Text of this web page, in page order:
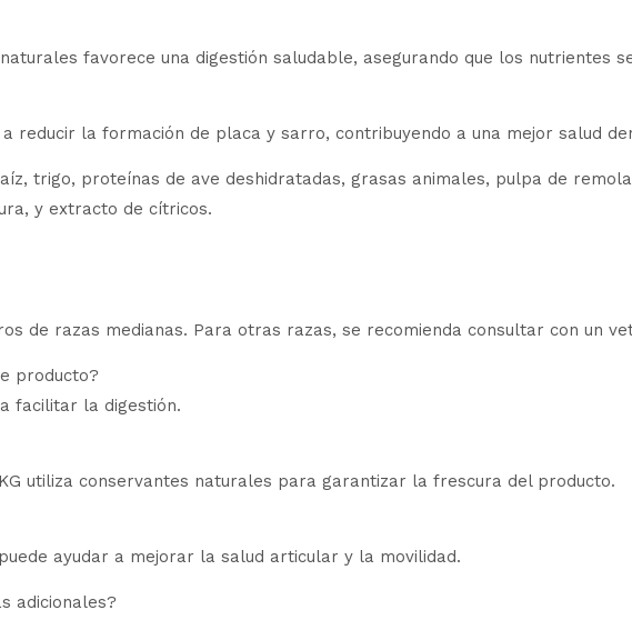
favorece una digestión saludable, asegurando que los nutrientes
reducir la formación de placa y sarro, contribuyendo a una mejor salud
trigo, proteínas de ave deshidratadas, grasas animales, pulpa de
y extracto de cítricos.
de razas medianas. Para otras razas, se recomienda consultar con un
producto?
facilitar la digestión.
utiliza conservantes naturales para garantizar la frescura del producto.
ayudar a mejorar la salud articular y la movilidad.
adicionales?